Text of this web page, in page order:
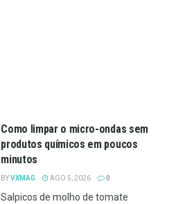
Como limpar o micro-ondas sem
produtos químicos em poucos
minutos
BYVXMAG AGO 5, 2026 0
Salpicos de molho de tomate